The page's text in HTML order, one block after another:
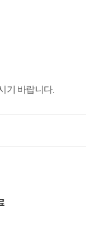
기 바랍니다.